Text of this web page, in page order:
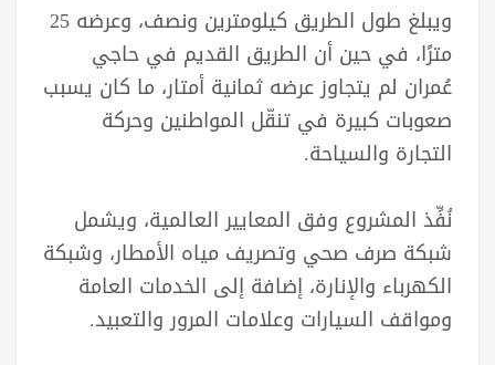
ويبلغ طول الطريق كيلومترين ونصف، وعرضه 25
مترًا، في حين أن الطريق القديم في حاجي
عُمران لم يتجاوز عرضه ثمانية أمتار، ما كان يسبب
صعوبات كبيرة في تنقّل المواطنين وحركة
التجارة والسياحة.
نُفِّذ المشروع وفق المعايير العالمية، ويشمل
شبكة صرف صحي وتصريف مياه الأمطار، وشبكة
الكهرباء والإنارة، إضافة إلى الخدمات العامة
ومواقف السيارات وعلامات المرور والتعبيد.